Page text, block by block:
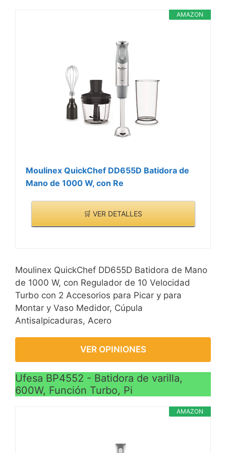
vidrio fundido de alta
pulveriza a máxima
velocidad y pica hielo
AMAZON
Moulinex QuickChef DD655D Batidora de
Mano de 1000 W, con Re
🛒 VER DETALLES
Moulinex QuickChef DD655D Batidora de Mano
de 1000 W, con Regulador de 10 Velocidad
Turbo con 2 Accesorios para Picar y para
Montar y Vaso Medidor, Cúpula
Antisalpicaduras, Acero
VER OPINIONES
Ufesa BP4552 - Batidora de varilla,
600W, Función Turbo, Pi
AMAZON